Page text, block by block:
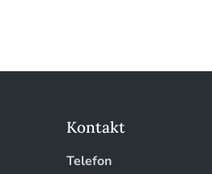
Kontakt
Telefon